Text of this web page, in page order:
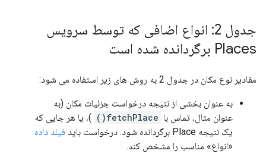
جدول 2: انواع اضافی که توسط سرویس
Places برگردانده شده است
مقادیر نوع مکان در جدول 2 به روش های زیر استفاده می شود:
به عنوان بخشی از نتیجه درخواست جزئیات مکان (به
عنوان مثال، تماس با fetchPlace()
)، یا هر جایی که
یک نتیجه Place برگردانده شود. درخواست باید
فیلد داده
«انواع» مناسب را مشخص کند.